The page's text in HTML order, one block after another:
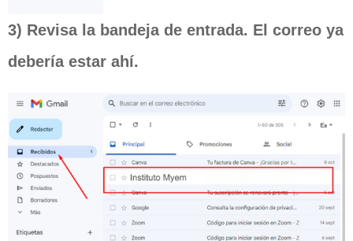
3) Revisa la bandeja de entrada. El correo ya
debería estar ahí.